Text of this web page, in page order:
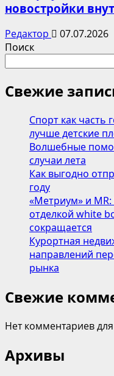
новостройки
Редактор
07.07.2026
Поиск
Свежие
Спорт как часть
лучше детские
Волшебные
случаи лета
Как выгодно
году
«Метриум» и
отделкой white
сокращается
Курортная
направлений
рынка
Свежие
Нет комментариев
Архивы